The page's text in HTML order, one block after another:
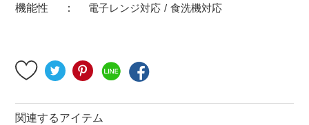
ブランド・窯名・作家名
特集
機能性
電子レンジ対応 食洗機対応
関連するアイテム